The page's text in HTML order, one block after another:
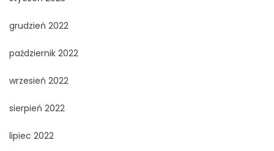
grudzień 2022
październik 2022
wrzesień 2022
sierpień 2022
lipiec 2022